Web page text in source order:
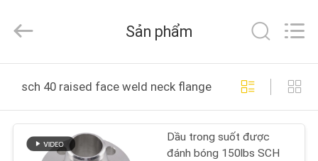
SẢN
PHẨM
Fittings
Ltd..
Reserved.
by
Sản phẩm
sch 40 raised face weld neck flange sản xuất trực tuyến
Dầu trong suốt được
đánh bóng 150lbs SCH